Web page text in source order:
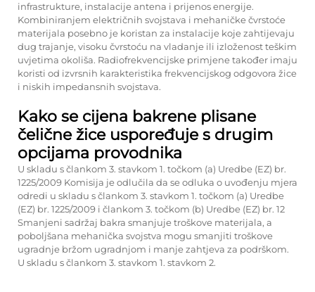
infrastrukture, instalacije antena i prijenos energije.
Kombiniranjem električnih svojstava i mehaničke čvrstoće
materijala posebno je koristan za instalacije koje zahtijevaju
dug trajanje, visoku čvrstoću na vladanje ili izloženost teškim
uvjetima okoliša. Radiofrekvencijske primjene također imaju
koristi od izvrsnih karakteristika frekvencijskog odgovora žice
i niskih impedansnih svojstava.
Kako se cijena bakrene plisane
čelične žice uspoređuje s drugim
opcijama provodnika
U skladu s člankom 3. stavkom 1. točkom (a) Uredbe (EZ) br.
1225/2009 Komisija je odlučila da se odluka o uvođenju mjera
odredi u skladu s člankom 3. stavkom 1. točkom (a) Uredbe
(EZ) br. 1225/2009 i člankom 3. točkom (b) Uredbe (EZ) br. 12
Smanjeni sadržaj bakra smanjuje troškove materijala, a
poboljšana mehanička svojstva mogu smanjiti troškove
ugradnje bržom ugradnjom i manje zahtjeva za podrškom.
U skladu s člankom 3. stavkom 1. stavkom 2.